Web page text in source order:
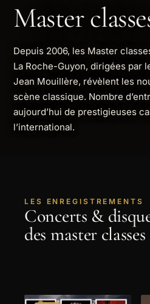
Master
Depuis 2006, les Master
La Roche-Guyon, dirigées par
Jean Mouillère, révèlent les
scène classique. Nombre
aujourd’hui de prestigieuses
l’international.
LES ENREGISTREMENTS
Concerts &
des master classes